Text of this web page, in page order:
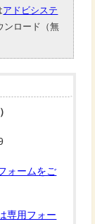
アドビシステ
ンロード（無
ォームをご
専用フォー